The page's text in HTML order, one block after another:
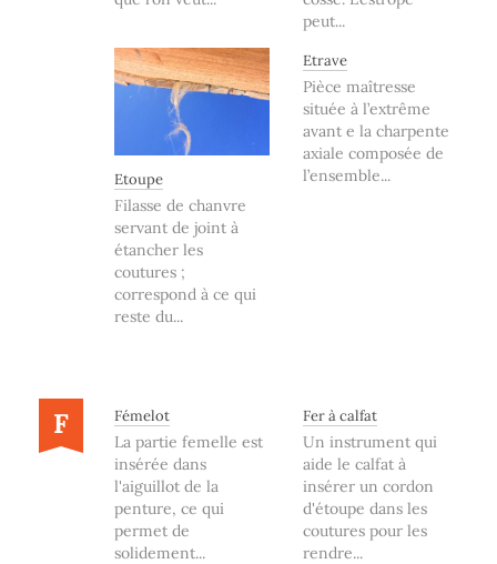
peut...
Etoupe
Filasse de chanvre
servant de joint à
étancher les
coutures ;
correspond à ce qui
reste du...
Etrave
Pièce maîtresse
située à l’extrême
avant e la charpente
axiale composée de
l’ensemble...
F Fémelot
La partie femelle est
insérée dans
l'aiguillot de la
penture, ce qui
permet de
solidement...
Fer à calfat
Un instrument qui
aide le calfat à
insérer un cordon
d'étoupe dans les
coutures pour les
rendre...